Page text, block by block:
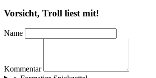
Vorsicht, Troll liest mit!
Name
Kommentar